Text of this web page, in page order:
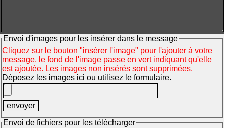
Envoi d'images pour les insérer dans le message
Cliquez sur le bouton "insérer l'image" pour l'ajouter à votre
message, le fond de l'image passe en vert indiquant qu'elle
est ajoutée. Les images non insérés sont supprimées.
Déposez les images ici ou utilisez le formulaire.
Envoi de fichiers pour les télécharger